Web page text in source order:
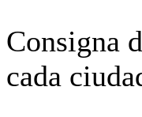
Consigna
cada